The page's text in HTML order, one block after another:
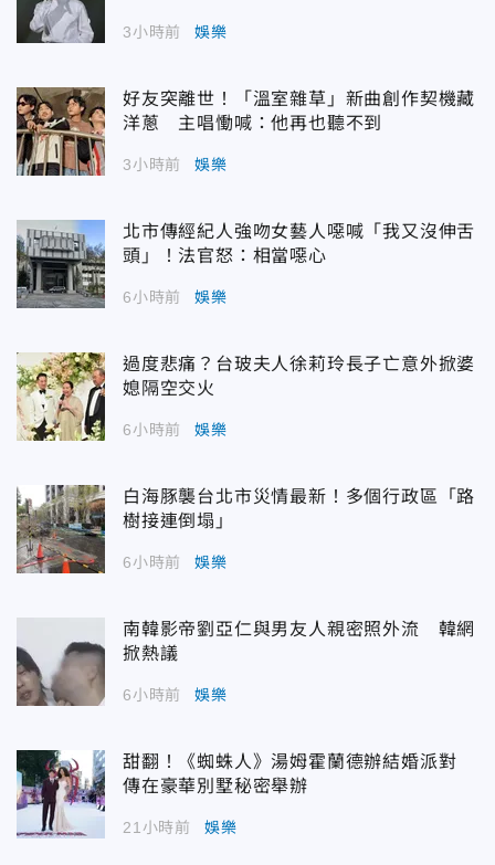
3小時前 娛樂
好友突離世！「溫室雜草」新曲創作契機藏
洋蔥 主唱慟喊：他再也聽不到
3小時前 娛樂
北市傳經紀人強吻女藝人噁喊「我又沒伸舌
頭」！法官怒：相當噁心
6小時前 娛樂
過度悲痛？台玻夫人徐莉玲長子亡意外掀婆
媳隔空交火
6小時前 娛樂
白海豚襲台北市災情最新！多個行政區「路
樹接連倒塌」
6小時前 娛樂
南韓影帝劉亞仁與男友人親密照外流 韓網
掀熱議
6小時前 娛樂
甜翻！《蜘蛛人》湯姆霍蘭德辦結婚派對
傳在豪華別墅秘密舉辦
21小時前 娛樂